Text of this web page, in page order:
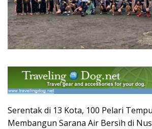
Serentak di 13 Kota, 100 Pelari
Membangun Sarana Air Bersih di